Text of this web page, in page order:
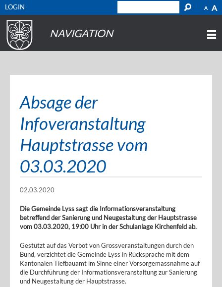
A A
LOGIN
NAVIGATION
Absage der
Infoveranstaltung
Hauptstrasse vom
03.03.2020
02.03.2020
Die Gemeinde Lyss sagt die Informationsveranstaltung
betreffend der Sanierung und Neugestaltung der Hauptstrasse
vom 03.03.2020, 19:00 Uhr in der Schulanlage Kirchenfeld ab.
Gestützt auf das Verbot von Grossveranstaltungen durch den
Bund, verzichtet die Gemeinde Lyss in Rücksprache mit dem
Kantonalen Tiefbauamt im Sinne einer Vorsorgemassnahme auf
die Durchführung der Informationsveranstaltung zur Sanierung
und Neugestaltung der Hauptstrasse.